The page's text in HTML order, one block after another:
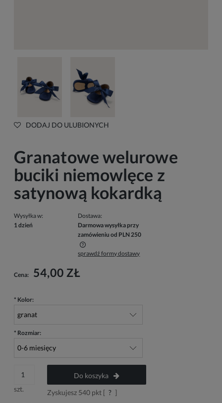
DODAJ DO ULUBIONYCH
Granatowe welurowe
buciki niemowlęce z
satynową kokardką
Wysyłka w:
1 dzień
Dostawa:
Darmowa wysyłka przy
zamówieniu od PLN 250
Cena nie zawiera ewentualnych kosztów płatności
sprawdź formy dostawy
Cena: 54,00 ZŁ
* Kolor:
* Rozmiar:
szt.
Do koszyka
Zyskujesz 540pkt [ ? ]